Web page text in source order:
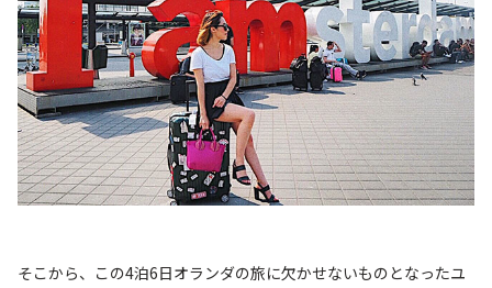
そこから、この4泊6日オランダの旅に欠かせないものとなったユ